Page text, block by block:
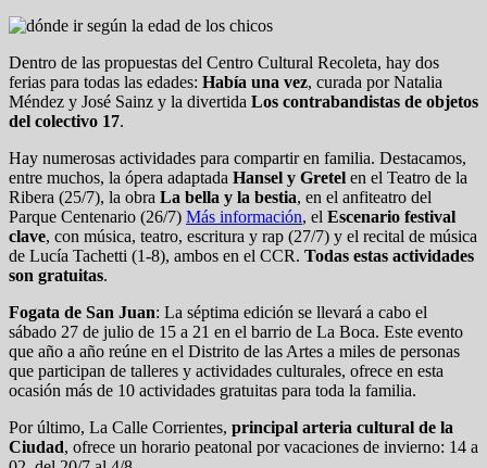
Dentro de las propuestas del Centro Cultural Recoleta, hay dos
ferias para todas las edades: Había una vez, curada por Natalia
Méndez y José Sainz y la divertida Los contrabandistas de objetos
del colectivo 17.
Hay numerosas actividades para compartir en familia. Destacamos,
entre muchos, la ópera adaptada Hansel y Gretel en el Teatro de la
Ribera (25/7), la obra La bella y la bestia, en el anfiteatro del
Parque Centenario (26/7) Más información, el Escenario festival
clave, con música, teatro, escritura y rap (27/7) y el recital de música
de Lucía Tachetti (1-8), ambos en el CCR. Todas estas actividades
son gratuitas.
Fogata de San Juan: La séptima edición se llevará a cabo el
sábado 27 de julio de 15 a 21 en el barrio de La Boca. Este evento
que año a año reúne en el Distrito de las Artes a miles de personas
que participan de talleres y actividades culturales, ofrece en esta
ocasión más de 10 actividades gratuitas para toda la familia.
Por último, La Calle Corrientes, principal arteria cultural de la
Ciudad, ofrece un horario peatonal por vacaciones de invierno: 14 a